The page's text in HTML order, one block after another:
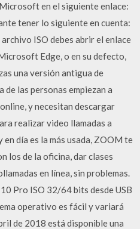
en el siguiente enlace:
tener lo siguiente en cuenta:
ISO debes abrir el enlace
Edge, o en su defecto,
una versión antigua de
las personas empiezan a
y necesitan descargar
realizar video llamadas a
día es la más usada, ZOOM te
los de la oficina, dar clases
en línea, sin problemas.
Pro ISO 32/64 bits desde USB
operativo es fácil y variará
de 2018 está disponible una